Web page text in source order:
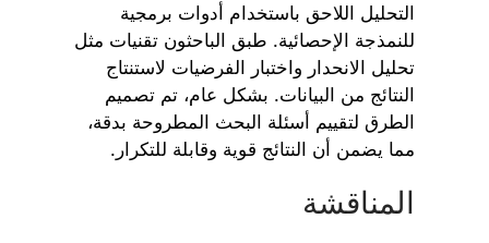
التحليل اللاحق باستخدام أدوات برمجية
للنمذجة الإحصائية. طبق الباحثون تقنيات مثل
تحليل الانحدار واختبار الفرضيات لاستنتاج
النتائج من البيانات. بشكل عام، تم تصميم
الطرق لتقييم أسئلة البحث المطروحة بدقة،
مما يضمن أن النتائج قوية وقابلة للتكرار.
المناقشة